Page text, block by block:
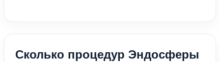
Сколько процедур Эндосферы